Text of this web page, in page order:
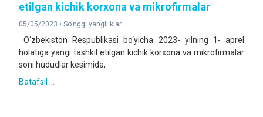
etilgan kichik korxona va mikrofirmalar
05/05/2023 • So'nggi yangiliklar
O‘zbekiston Respublikasi bo‘yicha 2023- yilning 1- aprel
holatiga yangi tashkil etilgan kichik korxona va mikrofirmalar
soni hududlar kesimida,
Batafsil ...